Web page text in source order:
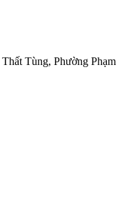
Tùng, Phường Phạm